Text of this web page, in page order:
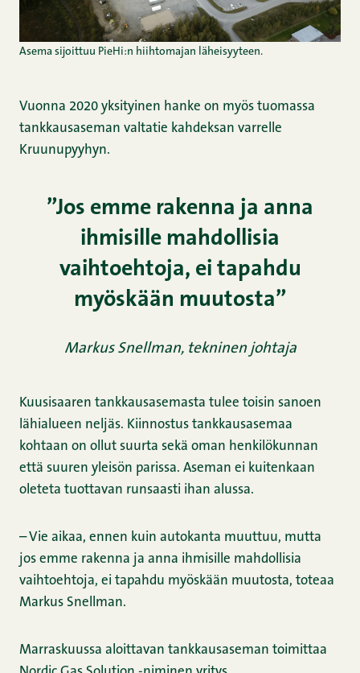
Asema sijoittuu PieHi:n hiihtomajan läheisyyteen.
Vuonna 2020 yksityinen hanke on myös tuomassa
tankkausaseman valtatie kahdeksan varrelle
Kruunupyyhyn.
”Jos emme rakenna ja anna
ihmisille mahdollisia
vaihtoehtoja, ei tapahdu
myöskään muutosta”
Markus Snellman, tekninen johtaja
Kuusisaaren tankkausasemasta tulee toisin sanoen
lähialueen neljäs. Kiinnostus tankkausasemaa
kohtaan on ollut suurta sekä oman henkilökunnan
että suuren yleisön parissa. Aseman ei kuitenkaan
oleteta tuottavan runsaasti ihan alussa.
– Vie aikaa, ennen kuin autokanta muuttuu, mutta
jos emme rakenna ja anna ihmisille mahdollisia
vaihtoehtoja, ei tapahdu myöskään muutosta, toteaa
Markus Snellman.
Marraskuussa aloittavan tankkausaseman toimittaa